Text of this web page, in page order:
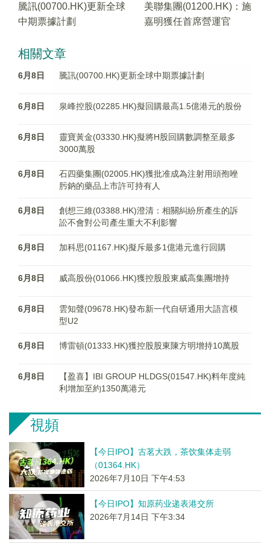
騰訊(00700.HK)更新全球
中期票據計劃
美聯集團(01200.HK)：施
嘉明獲任首席營運官
相關文章
6月8日 騰訊(00700.HK)更新全球中期票據計劃
6月8日 泉峰控股(02285.HK)擬回購最高1.5億港元的股份
6月8日
靈寶黃金(03330.HK)擬將H股回購數調整至最多
3000萬股
6月8日
石四藥集團(02005.HK)獲批准成為注射用頭孢唑
肟鈉的藥品上市許可持有人
6月8日
創想三維(03388.HK)澄清：相關糾紛所產生的訴
訟不會對公司產生重大不利影響
6月8日 加科思(01167.HK)擬斥最多1億港元進行回購
6月8日 威高股份(01066.HK)獲控股股東威高集團增持
6月8日
雲知聲(09678.HK)發布新一代自研通用大語言模
型U2
6月8日 博雷頓(01333.HK)獲控股股東陳方明增持10萬股
6月8日
【盈喜】IBI GROUP HLDGS(01547.HK)料年度純
利增加至約1350萬港元
視頻
【今日IPO】古茗大跌，茶饮集体走弱
（01364.HK）
2026年7月10日 下午4:53
【今日IPO】知原药业递表港交所
2026年7月14日 下午3:34